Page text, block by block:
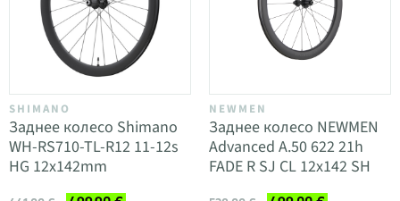
SHIMANO
Заднее колесо Shimano
WH-RS710-TL-R12 11-12s
HG 12x142mm
NEWMEN
Заднее колесо NEWMEN
Advanced A.50 622 21h
FADE R SJ CL 12x142 SH